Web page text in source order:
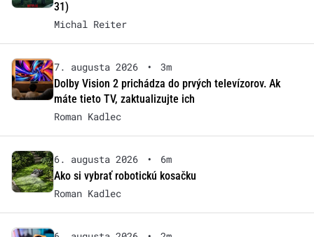
31)
Michal Reiter
7. augusta 2026 •
3m
Dolby Vision 2 prichádza do prvých televízorov. Ak
máte tieto TV, zaktualizujte ich
Roman Kadlec
6. augusta 2026 •
6m
Ako si vybrať robotickú kosačku
Roman Kadlec